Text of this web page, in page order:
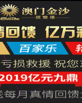
内燃
发布时间：2019-06-